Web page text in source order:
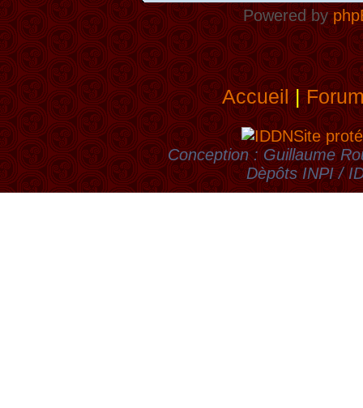
Powered by
Accueil|
Site
Conception : Guillaume
Dèpôts INPI /